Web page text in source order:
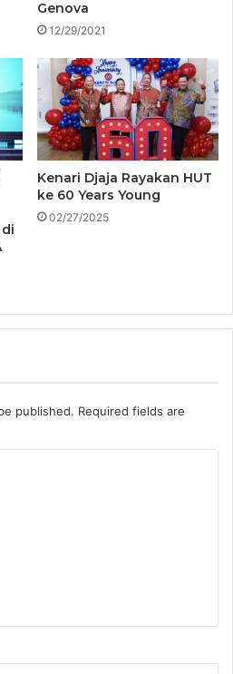
Genova
12/29/2021
Kenari Djaja Rayakan HUT
ke 60 Years Young
02/27/2025
published. Required fields are